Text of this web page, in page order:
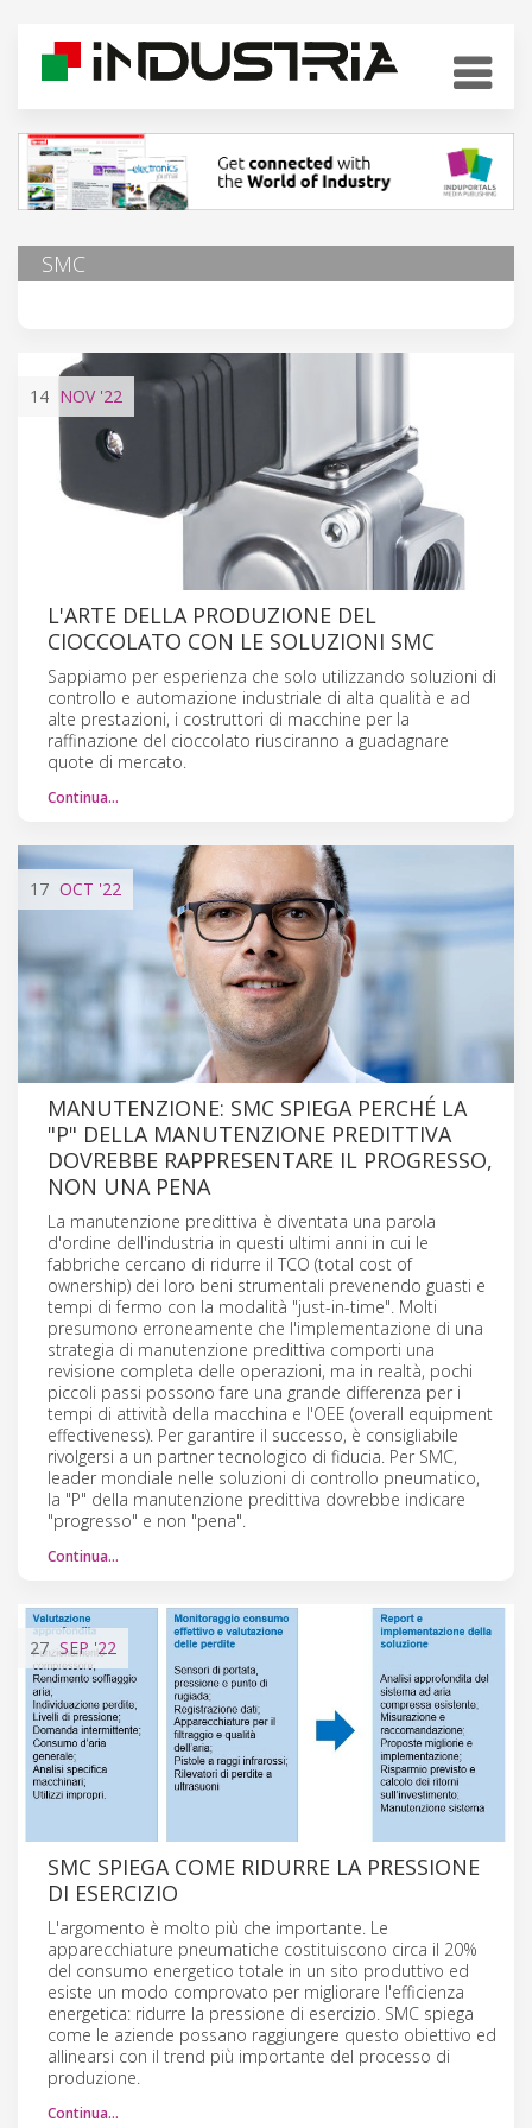
SMC
14 NOV'22
L'ARTE DELLA PRODUZIONE DEL
CIOCCOLATO CON LE SOLUZIONI SMC
Sappiamo per esperienza che solo utilizzando soluzioni di
controllo e automazione industriale di alta qualità e ad
alte prestazioni, i costruttori di macchine per la
raffinazione del cioccolato riusciranno a guadagnare
quote di mercato.
Continua…
17 OCT '22
MANUTENZIONE: SMC SPIEGA PERCHÉ LA
"P" DELLA MANUTENZIONE PREDITTIVA
DOVREBBE RAPPRESENTARE IL PROGRESSO,
NON UNA PENA
La manutenzione predittiva è diventata una parola
d'ordine dell'industria in questi ultimi anni in cui le
fabbriche cercano di ridurre il TCO (total cost of
ownership) dei loro beni strumentali prevenendo guasti e
tempi di fermo con la modalità "just-in-time". Molti
presumono erroneamente che l'implementazione di una
strategia di manutenzione predittiva comporti una
revisione completa delle operazioni, ma in realtà, pochi
piccoli passi possono fare una grande differenza per i
tempi di attività della macchina e l'OEE (overall equipment
effectiveness). Per garantire il successo, è consigliabile
rivolgersi a un partner tecnologico di fiducia. Per SMC,
leader mondiale nelle soluzioni di controllo pneumatico,
la "P" della manutenzione predittiva dovrebbe indicare
"progresso" e non "pena".
Continua…
27 SEP'22
SMC SPIEGA COME RIDURRE LA PRESSIONE
DI ESERCIZIO
L'argomento è molto più che importante. Le
apparecchiature pneumatiche costituiscono circa il 20%
del consumo energetico totale in un sito produttivo ed
esiste un modo comprovato per migliorare l'efficienza
energetica: ridurre la pressione di esercizio. SMC spiega
come le aziende possano raggiungere questo obiettivo ed
allinearsi con il trend più importante del processo di
produzione.
Continua…